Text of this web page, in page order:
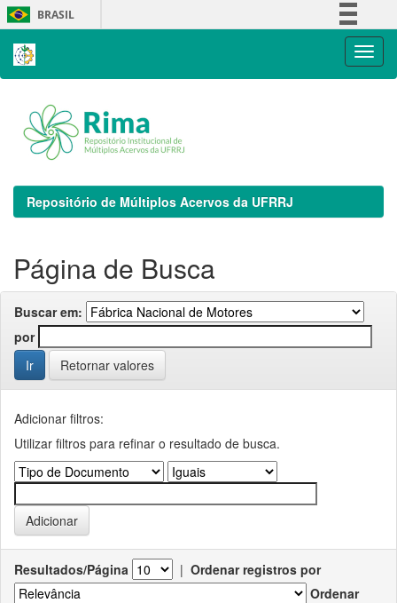
Skip
navigation
BRASIL
Repositório de Múltiplos Acervos da UFRRJ
Página de Busca
Buscar em:
por
Retornar valores
Adicionar filtros:
Utilizar filtros para refinar o resultado de busca.
Resultados/Página | Ordenar registros por
Ordenar